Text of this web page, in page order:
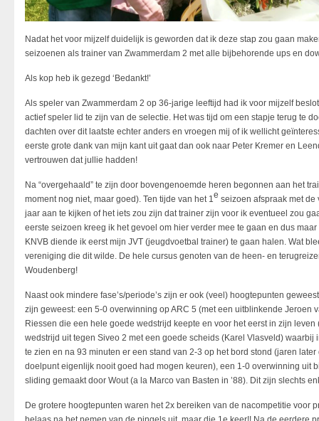
Nadat het voor mijzelf duidelijk is geworden dat ik deze stap zou gaan
seizoenen als trainer van Zwammerdam 2 met alle bijbehorende ups en
Als kop heb ik gezegd ‘Bedankt!’
Als speler van Zwammerdam 2 op 36-jarige leeftijd had ik voor mijzelf
actief speler lid te zijn van de selectie. Het was tijd om een stapje terug te
dachten over dit laatste echter anders en vroegen mij of ik wellicht
eerste grote dank van mijn kant uit gaat dan ook naar Peter Kremer en
vertrouwen dat jullie hadden!
Na “overgehaald” te zijn door bovengenoemde heren begonnen aan het
moment nog niet, maar goed). Ten tijde van het 1e seizoen afspraak met de
jaar aan te kijken of het iets zou zijn dat trainer zijn voor ik eventueel zou
eerste seizoen kreeg ik het gevoel om hier verder mee te gaan en dus maar
KNVB diende ik eerst mijn JVT (jeugdvoetbal trainer) te gaan halen. Wat
vereniging die dit wilde. De hele cursus genoten van de heen- en
Woudenberg!
Naast ook mindere fase’s/periode’s zijn er ook (veel) hoogtepunten
zijn geweest: een 5-0 overwinning op ARC 5 (met een uitblinkende Jeroen
Riessen die een hele goede wedstrijd keepte en voor het eerst in zijn
wedstrijd uit tegen Siveo 2 met een goede scheids (Karel Vlasveld)
te zien en na 93 minuten er een stand van 2-3 op het bord stond (jaren
doelpunt eigenlijk nooit goed had mogen keuren), een 1-0 overwinning uit
sliding gemaakt door Wout (a la Marco van Basten in ’88). Dit zijn slechts
De grotere hoogtepunten waren het 2x bereiken van de nacompetitie voor